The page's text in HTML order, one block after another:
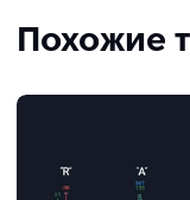
Похожие